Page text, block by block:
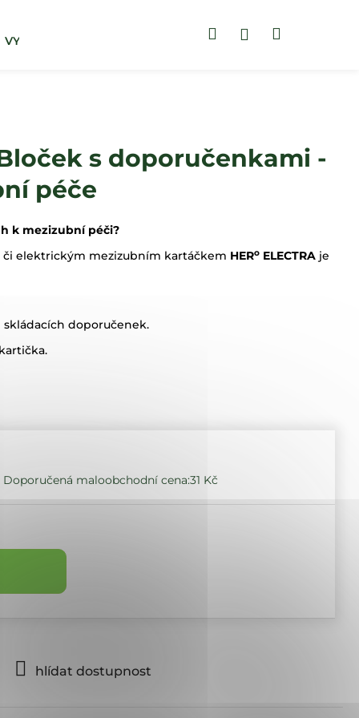
VYHLEDAT DLE POTÍŽÍ ZUBNÍ PASTY
HledatPřihlášení
s doporučenkami -
péče
k mezizubní péči?
či elektrickým mezizubním kartáčkem HERo ELECTRA je
doporučenek.
31 Kč
hlídat dostupnost